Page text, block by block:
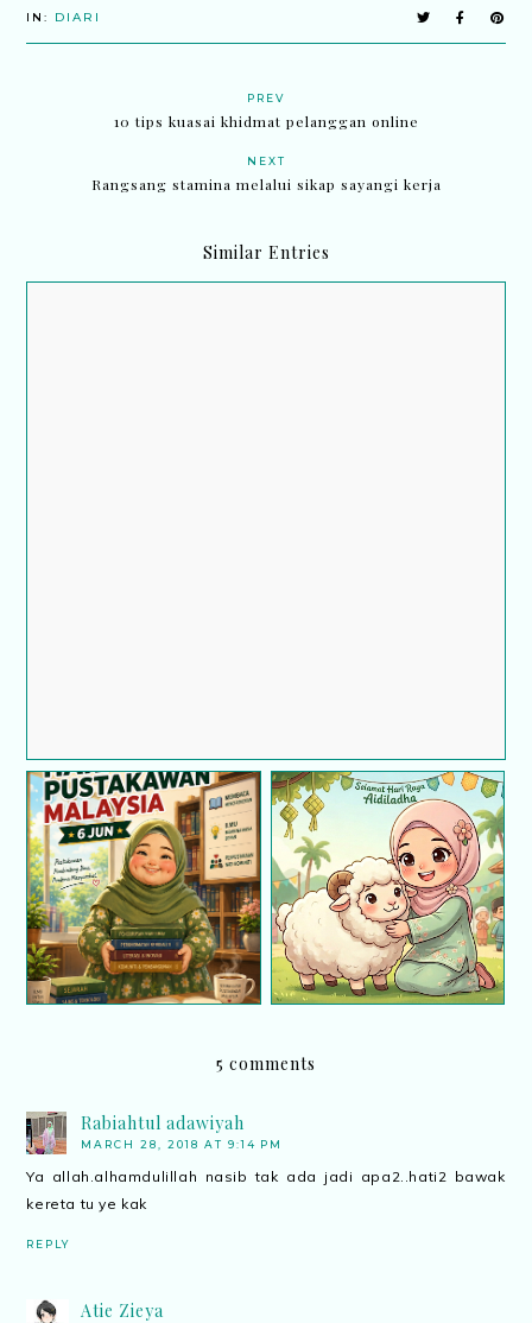
IN: DIARI
PREV
10 tips kuasai khidmat pelanggan online
NEXT
Rangsang stamina melalui sikap sayangi kerja
Similar Entries
Hari Pustakawan 6 Jun :
Perjalanan cerita saya
sebagai seorang
Pembantu Pustakawan
Salam Aidiladha
5 comments
Rabiahtul adawiyah
MARCH 28, 2018 AT 9:14 PM
Ya allah.alhamdulillah nasib tak ada jadi apa2..hati2 bawak
kereta tu ye kak
REPLY
Atie Zieya